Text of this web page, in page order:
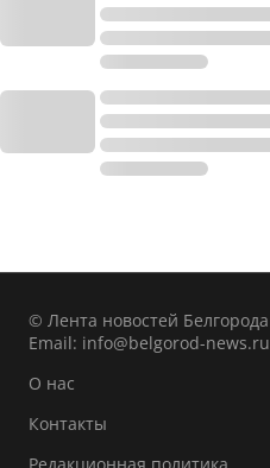
© Лента новостей Белгорода
Email: info@belgorod-news.ru
О нас
Контакты